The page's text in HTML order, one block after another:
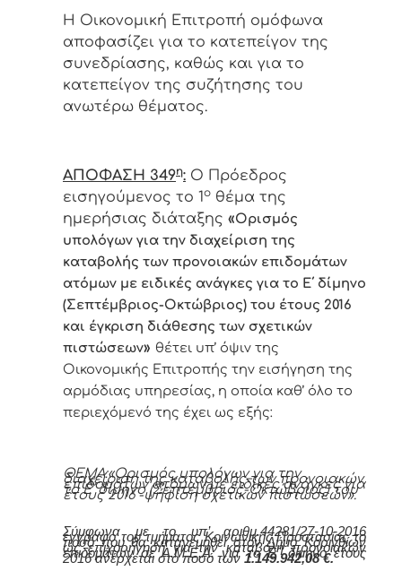
Η Οικονομική Επιτροπή ομόφωνα
αποφασίζει για το κατεπείγον της
συνεδρίασης, καθώς και για το
κατεπείγον της συζήτησης του
ανωτέρω θέματος.
ΑΠΟΦΑΣΗ 349η: Ο Πρόεδρος
εισηγούμενος το 1ο θέμα της
ημερήσιας διάταξης «Ορισμός
υπολόγων για την διαχείριση της
καταβολής των προνοιακών επιδομάτων
ατόμων με ειδικές ανάγκες για το Ε΄ δίμηνο
(Σεπτέμβριος-Οκτώβριος) του έτους 2016
και έγκριση διάθεσης των σχετικών
πιστώσεων» θέτει υπ’ όψιν της
Οικονομικής Επιτροπής την εισήγηση της
αρμόδιας υπηρεσίας, η οποία καθ’ όλο το
περιεχόμενό της έχει ως εξής:
ΘΕΜΑ:«Ορισμός υπολόγων για την
διαχείριση της καταβολής των προνοιακών
επιδομάτων ατόμων με ειδικές ανάγκες για
το Ε΄ δίμηνο (Σεπτέμβριος-Οκτώβριος) του
έτους 2016 -ψήφιση σχετικών πιστώσεων».
Σύμφωνα με το υπ’ αριθμ.44281/27-10-2016
έγγραφο του τμήματος Κοινωνικής Προστασίας το
ποσό που θα κατανεμηθεί στον Δήμο Κορινθίων
ως επιχορήγηση για την καταβολή προνοιακών
επιδομάτων σε Α.Μ.Ε.Α. για το Ε΄ δίμηνο έτους
2016 ανέρχεται στο ποσό των 1.149.942,08 €.